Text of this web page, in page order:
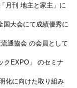
月刊 地主と家主」に
国大会にて成績優秀に
通協会 の会員として
クEXPO」 のセミナ
化に向けた取り組み